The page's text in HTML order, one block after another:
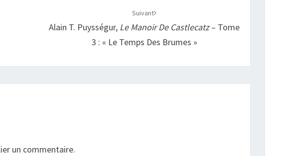
Suivant
Alain T. Puysségur, Le Manoir De Castlecatz– Tome
3 : « Le Temps Des Brumes »
un commentaire.